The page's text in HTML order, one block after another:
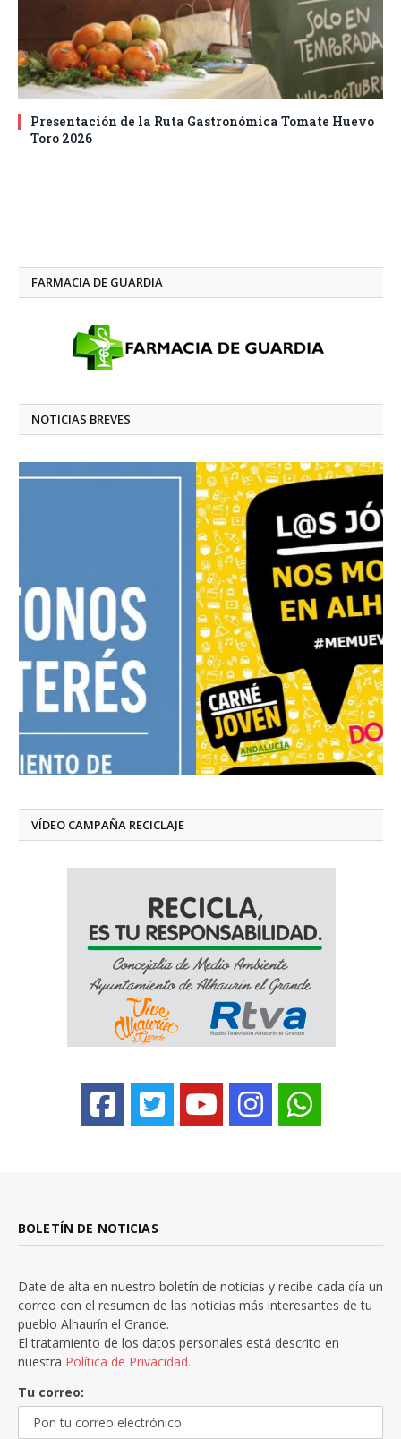
Presentación de la Ruta Gastronómica Tomate Huevo
Toro 2026
FARMACIA DE GUARDIA
NOTICIAS BREVES
VÍDEO CAMPAÑA RECICLAJE
BOLETÍN DE NOTICIAS
Date de alta en nuestro boletín de noticias y recibe cada día un
correo con el resumen de las noticias más interesantes de tu
pueblo Alhaurín el Grande.
El tratamiento de los datos personales está descrito en
nuestra Política de Privacidad.
Tu correo: